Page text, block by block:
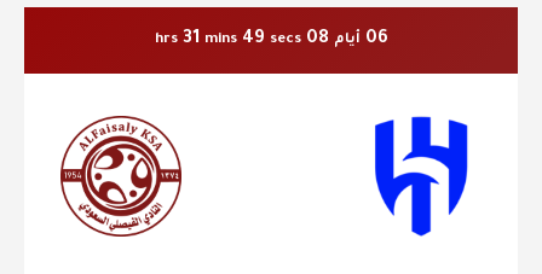
06 أيام 08
hrs 31 mins 48 secs